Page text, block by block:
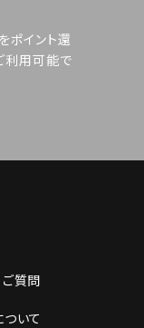
ポイント還
利用可能で
ご質問
いて